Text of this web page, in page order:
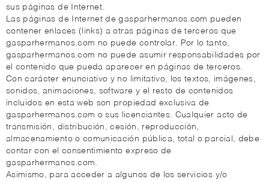
sus páginas de Internet.
Las páginas de Internet de gasparhermanos.com pueden
contener enlaces (links) a otras páginas de terceros que
gasparhermanos.com no puede controlar. Por lo tanto,
gasparhermanos.com no puede asumir responsabilidades por
el contenido que pueda aparecer en páginas de terceros.
Con carácter enunciativo y no limitativo, los textos, imágenes,
sonidos, animaciones, software y el resto de contenidos
incluidos en esta web son propiedad exclusiva de
gasparhermanos.com o sus licenciantes. Cualquier acto de
transmisión, distribución, cesión, reproducción,
almacenamiento o comunicación pública, total o parcial, debe
contar con el consentimiento expreso de
gasparhermanos.com.
Asimismo, para acceder a algunos de los servicios y/o